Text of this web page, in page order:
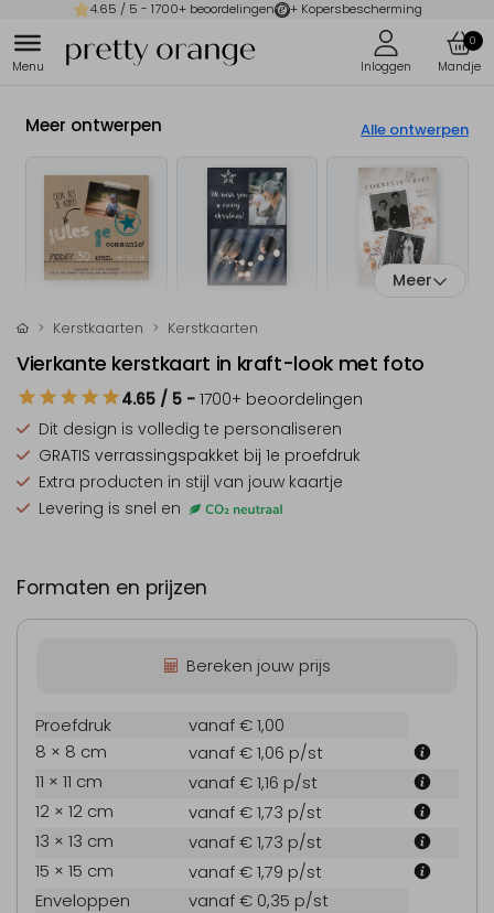
4.65 / 5 - 1700+ beoordelingen + Kopersbescherming
0
Meer ontwerpen Alle ontwerpen
Meer
Kerstkaarten Kerstkaarten
Vierkante kerstkaart in kraft-look met foto
4.65 / 5 - 1700+ beoordelingen
Dit design is volledig te personaliseren
GRATIS verrassingspakket bij 1e proefdruk
Extra producten in stijl van jouw kaartje
Levering is snel en
Formaten en prijzen
Bereken jouw prijs
Proefdruk
vanaf € 1,00
8 × 8 cm
vanaf € 1,06 p/st
11 × 11 cm
vanaf € 1,16 p/st
12 × 12 cm
vanaf € 1,73 p/st
13 × 13 cm
vanaf € 1,73 p/st
15 × 15 cm
vanaf € 1,79 p/st
Enveloppen
vanaf € 0,35 p/st